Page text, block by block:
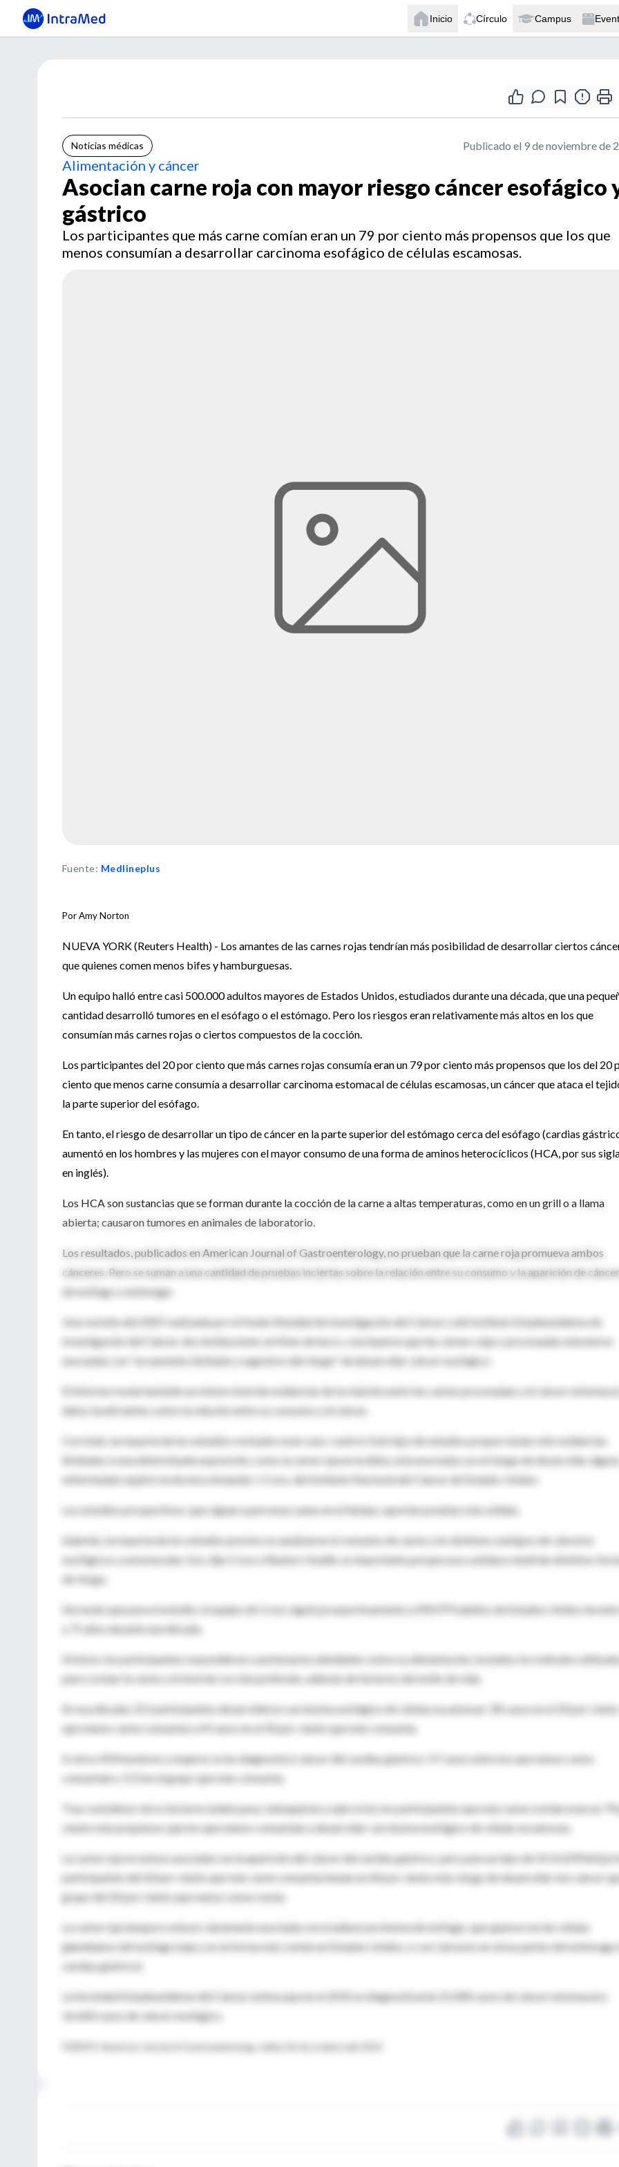
Inicio Círculo Campus
Noticias médicas Publicado el 9 de noviembre de
Alimentación y cáncer
Asocian carne roja con mayor riesgo cáncer esofágico
gástrico
Los participantes que más carne comían eran un 79 por ciento más propensos que los que
menos consumían a desarrollar carcinoma esofágico de células escamosas.
Fuente: Medlineplus
Por Amy Norton
NUEVA YORK (Reuters Health) - Los amantes de las carnes rojas tendrían más posibilidad de desarrollar ciertos
que quienes comen menos bifes y hamburguesas.
Un equipo halló entre casi 500.000 adultos mayores de Estados Unidos, estudiados durante una década, que una
cantidad desarrolló tumores en el esófago o el estómago. Pero los riesgos eran relativamente más altos en los que
consumían más carnes rojas o ciertos compuestos de la cocción.
Los participantes del 20 por ciento que más carnes rojas consumía eran un 79 por ciento más propensos que los del 20
ciento que menos carne consumía a desarrollar carcinoma estomacal de células escamosas, un cáncer que ataca el
la parte superior del esófago.
En tanto, el riesgo de desarrollar un tipo de cáncer en la parte superior del estómago cerca del esófago (cardias
aumentó en los hombres y las mujeres con el mayor consumo de una forma de aminos heterocíclicos (HCA, por sus
en inglés).
Los HCA son sustancias que se forman durante la cocción de la carne a altas temperaturas, como en un grill o a llama
abierta; causaron tumores en animales de laboratorio.
Los resultados, publicados en American Journal of Gastroenterology, no prueban que la carne roja promueva ambos
cánceres. Pero se suman a una cantidad de pruebas inciertas sobre la relación entre su consumo y la aparición de
de esófago y estómago.
Una revisión del 2007 realizada por el Fondo Mundial de Investigación del Cáncer y del Instituto Estadounidense de
Investigación del Cáncer, dos instituciones sin fines de lucro, concluyeron que las carnes rojas y procesadas estuvieron
asociadas con "un aumento limitado y sugestivo del riesgo" de desarrollar cáncer esofágico.
El informe revela también un mismo nivel de evidencias de la relación entre las carnes procesadas y el cáncer estomacal,
datos insuficientes sobre la relación entre su consumo y el cáncer.
Con todo, la mayoría de los estudios revisados eran caso-control. Este tipo de estudios proporcionan sólo evidencias
limitadas si una determinada exposición, como la carne roja en la dieta, está asociada con el riesgo de desarrollar alguna
enfermedad, explicó la doctora Amanda J. Cross, del Instituto Nacional del Cáncer de Estados Unidos.
Los estudios prospectivos, que siguen a personas sanas en el tiempo, aportan pruebas más sólidas.
Además, la mayoría de los estudios previos no analizaron el consumo de carne y los distintos subtipos de cánceres
esofágicos y estomacales. Eso, dijo Cross a Reuters Health, es importante porque esos subtipos tendrían distintos
de riesgo.
De modo que para el estudio, el equipo de Cross siguió prospectivamente a 494.979 adultos de Estados Unidos de entre
y 71 años durante una década.
Al inicio, los participantes respondieron cuestionarios detallados sobre su alimentación, incluidos los métodos
para cocinar la carne y el nivel de cocción preferido, además de factores del estilo de vida.
En esa década, 215 participantes desarrollaron carcinoma esofágico de células escamosas: 28 casos en el 20 por ciento
que menos carne consumía y 69 casos en el 20 por ciento que más consumía.
A otros 454 hombres y mujeres se les diagnosticó cáncer del cardias gástrico: 57 casos entre los que menos carne
consumían y 113 en el grupo que más consumía.
Tras considerar otros factores (edad, peso, tabaquismo y ejercicio), los participantes que más carne comían eran un 79
ciento más propensos que los que menos consumían a desarrollar carcinoma esofágico de células escamosas.
La carne roja no estuvo asociada con la aparición del cáncer del cardias gástrico, pero para un tipo de HCA (DiMelQx)
participantes del 20 por ciento que más carne consumía tenían un 44 por ciento más riesgo de desarrollar ese cáncer
grupo del 20 por ciento que menos carne comía.
La carne roja tampoco estuvo claramente asociada con el adenocarcinoma de esófago, que aparece en las células
glandulares del esófago bajo y es la forma más común en Estados Unidos, o con cánceres en otras partes del estómago
cardias gástrico).
La Sociedad Estadounidense del Cáncer estima que en el 2010 se diagnosticarán 21.000 casos de cáncer estomacal y
16.640 casos de cáncer esofágico.
FUENTE: American Journal of Gastroenterology, online 26 de octubre del 2010